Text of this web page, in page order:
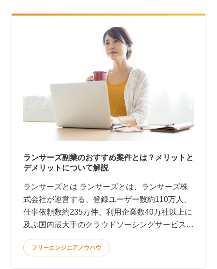
ランサーズ副業のおすすめ案件とは？メリットと
デメリットについて解説
ランサーズとは ランサーズとは、ランサーズ株
式会社が運営する、登録ユーザー数約110万人、
仕事依頼数約235万件、利用企業数40万社以上に
及ぶ国内最大手のクラウドソーシングサービスで
す。(2022年9月時点)
フリーエンジニアノウハウ